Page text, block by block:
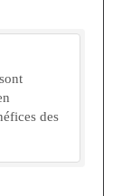
des